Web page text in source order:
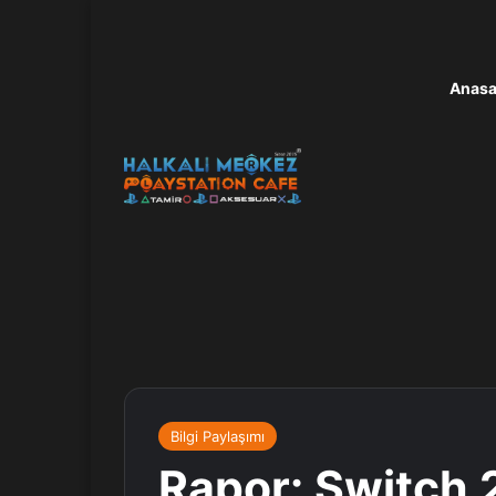
Bilgi Paylaşımı